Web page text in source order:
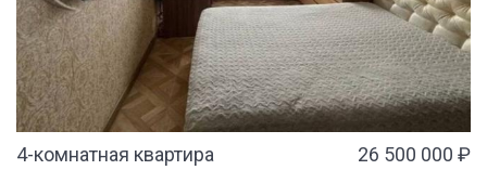
4-комнатная квартира 26 500 000 ₽